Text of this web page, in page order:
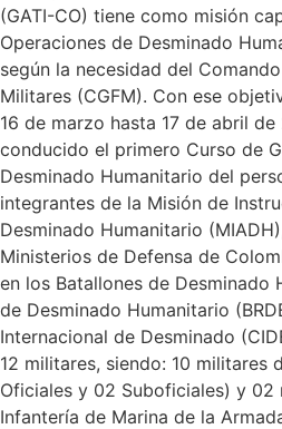
(GATI-CO) tiene como misión
Operaciones de Desminado
según la necesidad del
Militares (CGFM). Con ese
16 de marzo hasta 17 de abril
conducido el primero Curso de
Desminado Humanitario del
integrantes de la Misión de
Desminado Humanitario
Ministerios de Defensa de
en los Batallones de Desminado
de Desminado Humanitario
Internacional de Desminado
12 militares, siendo: 10 militares
Oficiales y 02 Suboficiales) y
Infantería de Marina de la